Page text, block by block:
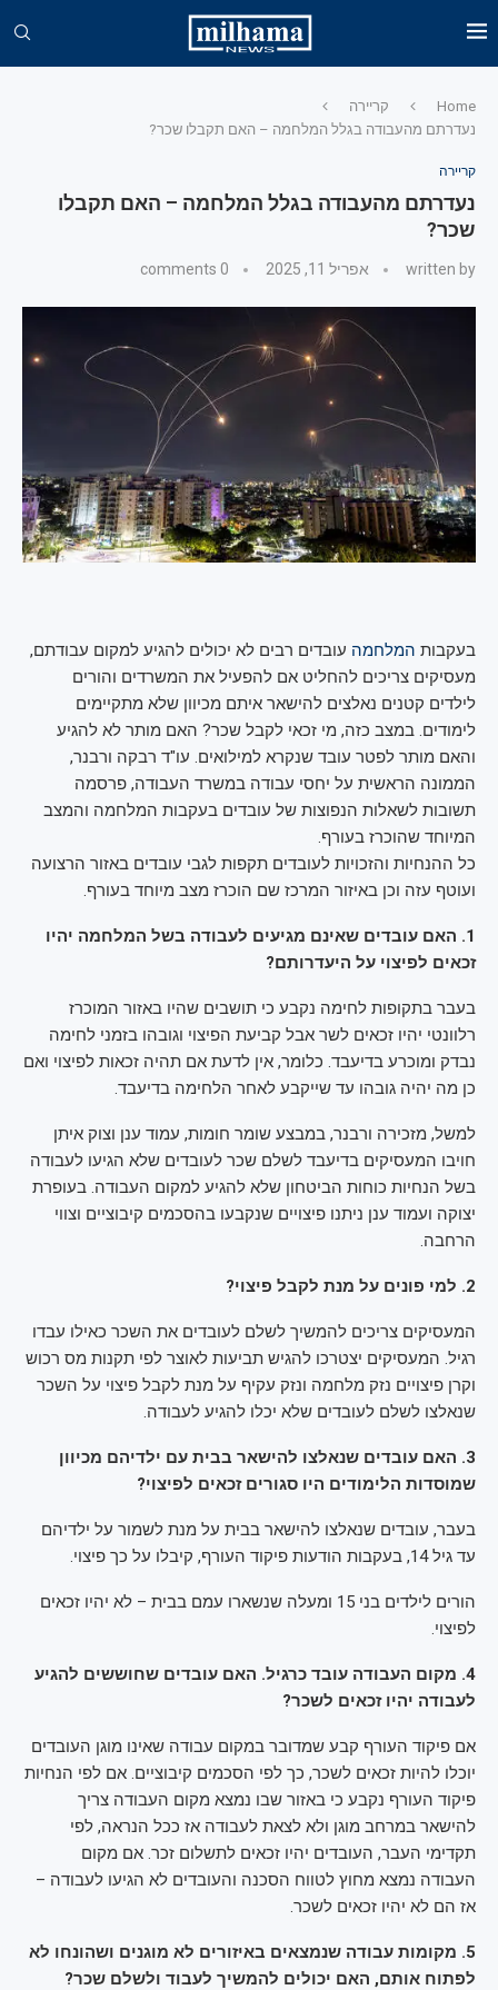
Home
קריירה
נעדרתם מהעבודה בגלל המלחמה – האם תקבלו שכר?
קריירה
נעדרתם מהעבודה בגלל המלחמה – האם תקבלו
שכר?
written by אפריל 11, 2025 0 comments
בעקבות המלחמה עובדים רבים לא יכולים להגיע למקום עבודתם,
מעסיקים צריכים להחליט אם להפעיל את המשרדים והורים
לילדים קטנים נאלצים להישאר איתם מכיוון שלא מתקיימים
לימודים. במצב כזה, מי זכאי לקבל שכר? האם מותר לא להגיע
והאם מותר לפטר עובד שנקרא למילואים. עו"ד רבקה ורבנר,
הממונה הראשית על יחסי עבודה במשרד העבודה, פרסמה
תשובות לשאלות הנפוצות של עובדים בעקבות המלחמה והמצב
המיוחד שהוכרז בעורף.
כל ההנחיות והזכויות לעובדים תקפות לגבי עובדים באזור הרצועה
ועוטף עזה וכן באיזור המרכז שם הוכרז מצב מיוחד בעורף.
1. האם עובדים שאינם מגיעים לעבודה בשל המלחמה יהיו
זכאים לפיצוי על היעדרותם?
בעבר בתקופות לחימה נקבע כי תושבים שהיו באזור המוכרז
רלוונטי יהיו זכאים לשר אבל קביעת הפיצוי וגובהו בזמני לחימה
נבדק ומוכרע בדיעבד. כלומר, אין לדעת אם תהיה זכאות לפיצוי ואם
כן מה יהיה גובהו עד שייקבע לאחר הלחימה בדיעבד.
למשל, מזכירה ורבנר, במבצע שומר חומות, עמוד ענן וצוק איתן
חויבו המעסיקים בדיעבד לשלם שכר לעובדים שלא הגיעו לעבודה
בשל הנחיות כוחות הביטחון שלא להגיע למקום העבודה. בעופרת
יצוקה ועמוד ענן ניתנו פיצויים שנקבעו בהסכמים קיבוציים וצווי
הרחבה.
2. למי פונים על מנת לקבל פיצוי?
המעסיקים צריכים להמשיך לשלם לעובדים את השכר כאילו עבדו
רגיל. המעסיקים יצטרכו להגיש תביעות לאוצר לפי תקנות מס רכוש
וקרן פיצויים נזק מלחמה ונזק עקיף על מנת לקבל פיצוי על השכר
שנאלצו לשלם לעובדים שלא יכלו להגיע לעבודה.
3. האם עובדים שנאלצו להישאר בבית עם ילדיהם מכיוון
שמוסדות הלימודים היו סגורים זכאים לפיצוי?
בעבר, עובדים שנאלצו להישאר בבית על מנת לשמור על ילדיהם
עד גיל 14, בעקבות הודעות פיקוד העורף, קיבלו על כך פיצוי.
הורים לילדים בני 15 ומעלה שנשארו עמם בבית – לא יהיו זכאים
לפיצוי.
4. מקום העבודה עובד כרגיל. האם עובדים שחוששים להגיע
לעבודה יהיו זכאים לשכר?
אם פיקוד העורף קבע שמדובר במקום עבודה שאינו מוגן העובדים
יוכלו להיות זכאים לשכר, כך לפי הסכמים קיבוציים. אם לפי הנחיות
פיקוד העורף נקבע כי באזור שבו נמצא מקום העבודה צריך
להישאר במרחב מוגן ולא לצאת לעבודה אז ככל הנראה, לפי
תקדימי העבר, העובדים יהיו זכאים לתשלום זכר. אם מקום
העבודה נמצא מחוץ לטווח הסכנה והעובדים לא הגיעו לעבודה –
אז הם לא יהיו זכאים לשכר.
5. מקומות עבודה שנמצאים באיזורים לא מוגנים ושהונחו לא
לפתוח אותם, האם יכולים להמשיך לעבוד ולשלם שכר?